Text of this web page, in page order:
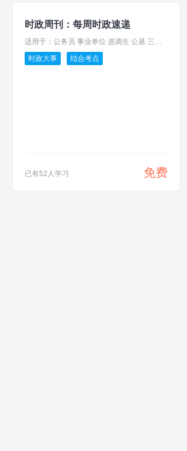
时政周刊：每周时政速递
时政大事
结合考点
已有52人学习 免费